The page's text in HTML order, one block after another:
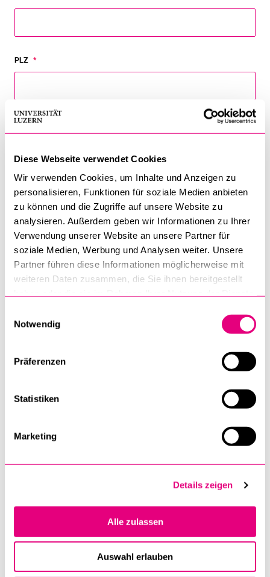
Diese Webseite verwendet Cookies
Wir verwenden Cookies, um Inhalte und Anzeigen zu
personalisieren, Funktionen für soziale Medien anbieten
zu können und die Zugriffe auf unsere Website zu
analysieren. Außerdem geben wir Informationen zu Ihrer
Verwendung unserer Website an unsere Partner für
soziale Medien, Werbung und Analysen weiter. Unsere
Partner führen diese Informationen möglicherweise mit
weiteren Daten zusammen, die Sie ihnen bereitgestellt
Notwendig
Präferenzen
Statistiken
Marketing
Details zeigen
Alle zulassen
Auswahl erlauben
PLZ *
ORT *
BITTE AUSWÄHLEN: *
Ich nehme vor Ort teil.
Bitte vegetarisches Menü
BEMERKUNGEN